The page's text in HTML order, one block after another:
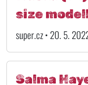
size
super.cz • 20. 5.
Salma